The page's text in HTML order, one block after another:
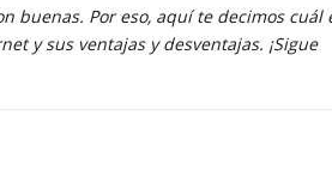
buenas. Por eso, aquí te decimos cuál
y sus ventajas y desventajas. ¡Sigue